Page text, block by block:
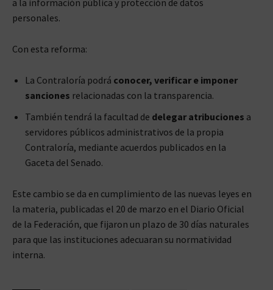
a la información pública y protección de datos
personales.
Con esta reforma:
La Contraloría podrá conocer, verificar e imponer
sanciones relacionadas con la transparencia.
También tendrá la facultad de delegar atribuciones a
servidores públicos administrativos de la propia
Contraloría, mediante acuerdos publicados en la
Gaceta del Senado.
Este cambio se da en cumplimiento de las nuevas leyes en
la materia, publicadas el 20 de marzo en el Diario Oficial
de la Federación, que fijaron un plazo de 30 días naturales
para que las instituciones adecuaran su normatividad
interna.